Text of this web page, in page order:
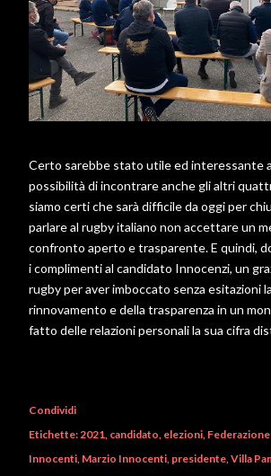
Certo sarebbe stato utile ed interessante
possibilità di incontrare anche gli altri
siamo certi che sarà difficile da oggi per
parlare al rugby italiano non accettare un
confronto aperto e trasparente. E quindi,
i complimenti al candidato Innocenzi, un
rugby per aver imboccato senza esitazioni
rinnovamento e della trasparenza in un
fatto delle relazioni personali la sua cifra
Condividi
Etichette:2021 candidato elezioni
Innocenti Marzio Innocenti presidente Villa